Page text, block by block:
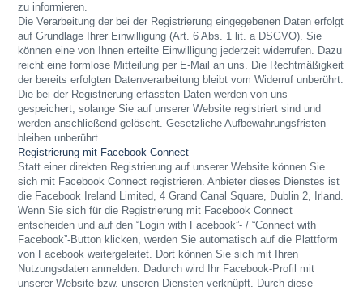
zu informieren.
Die Verarbeitung der bei der Registrierung eingegebenen Daten erfolgt
auf Grundlage Ihrer Einwilligung (Art. 6 Abs. 1 lit. a DSGVO). Sie
können eine von Ihnen erteilte Einwilligung jederzeit widerrufen. Dazu
reicht eine formlose Mitteilung per E-Mail an uns. Die Rechtmäßigkeit
der bereits erfolgten Datenverarbeitung bleibt vom Widerruf unberührt.
Die bei der Registrierung erfassten Daten werden von uns
gespeichert, solange Sie auf unserer Website registriert sind und
werden anschließend gelöscht. Gesetzliche Aufbewahrungsfristen
bleiben unberührt.
Registrierung mit Facebook Connect
Statt einer direkten Registrierung auf unserer Website können Sie
sich mit Facebook Connect registrieren. Anbieter dieses Dienstes ist
die Facebook Ireland Limited, 4 Grand Canal Square, Dublin 2, Irland.
Wenn Sie sich für die Registrierung mit Facebook Connect
entscheiden und auf den “Login with Facebook”- / “Connect with
Facebook”-Button klicken, werden Sie automatisch auf die Plattform
von Facebook weitergeleitet. Dort können Sie sich mit Ihren
Nutzungsdaten anmelden. Dadurch wird Ihr Facebook-Profil mit
unserer Website bzw. unseren Diensten verknüpft. Durch diese